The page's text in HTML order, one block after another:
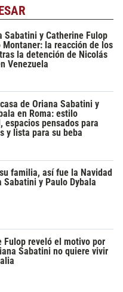
Sabatini y Catherine Fulop
Montaner: la reacción de los
la detención de Nicolás
Venezuela
de Oriana Sabatini y
en Roma: estilo
espacios pensados para
y lista para su beba
familia, así fue la Navidad
Sabatini y Paulo Dybala
Fulop reveló el motivo por
Sabatini no quiere vivir